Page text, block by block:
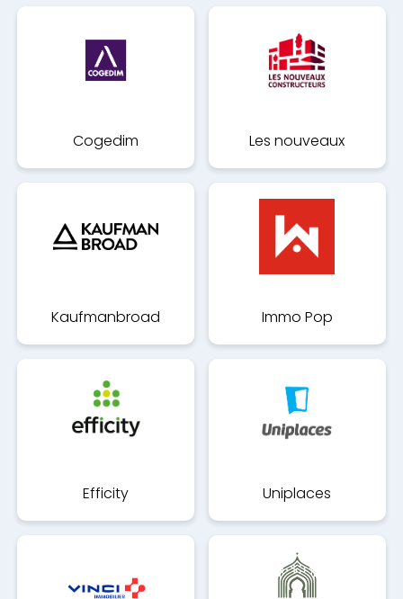
Cogedim Les nouveaux
constructeurs
Kaufmanbroad Immo Pop
Efficity Uniplaces